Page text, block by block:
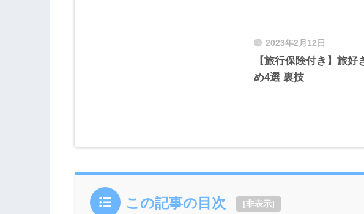
2023年2月12日
【旅行保険付き】旅
め4選 裏技
この記事の目次 [非表示]